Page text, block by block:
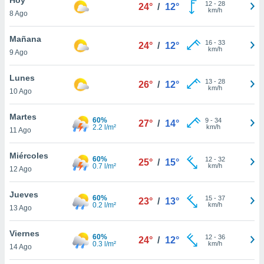
en
más
nuestra
de
cookies
aceptar
8 Ago
24° / 12° 12- 28
km/h
Mañana
9 Ago
24° / 12° 16- 33
km/h
Lunes
10 Ago
26° / 12° 13- 28
km/h
Martes
11 Ago
60%
2.2 l/m²
27° / 14° 9- 34
km/h
Miércoles
12 Ago
60%
0.7 l/m²
25° / 15° 12- 32
km/h
Jueves
13 Ago
60%
0.2 l/m²
23° / 13° 15- 37
km/h
Viernes
14 Ago
60%
0.3 l/m²
24° / 12° 12- 36
km/h